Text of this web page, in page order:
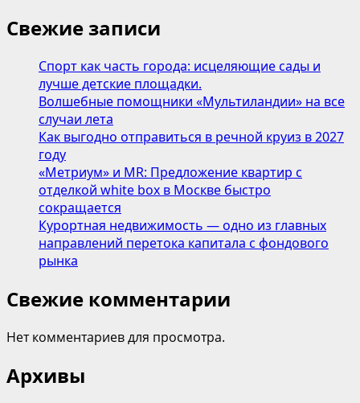
категории
в
Home:
мебель
для
ванных
комнат
аксессуары
для
сервировки
Свежие записи
Спорт как часть города: исцеляющие сады и
лучше детские площадки.
Волшебные помощники «Мультиландии» на все
случаи лета
Как выгодно отправиться в речной круиз в 2027
году
«Метриум» и MR: Предложение квартир с
отделкой white box в Москве быстро
сокращается
Курортная недвижимость — одно из главных
направлений перетока капитала с фондового
рынка
Свежие комментарии
Нет комментариев для просмотра.
Архивы